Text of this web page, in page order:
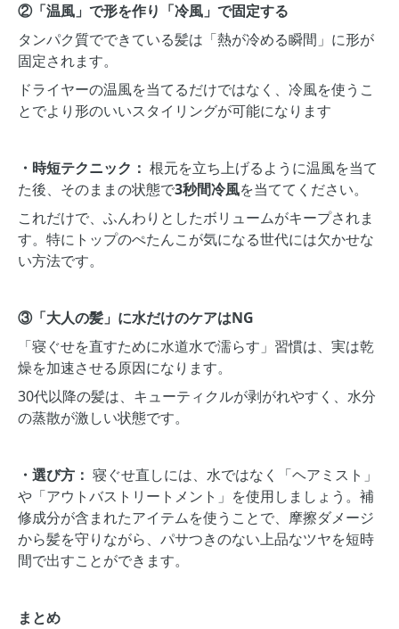
②「温風」で形を作り「冷風」で固定する
タンパク質でできている髪は「熱が冷める瞬間」に形が
固定されます。
ドライヤーの温風を当てるだけではなく、冷風を使うこ
とでより形のいいスタイリングが可能になります
・時短テクニック： 根元を立ち上げるように温風を当て
た後、そのままの状態で3秒間冷風を当ててください。
これだけで、ふんわりとしたボリュームがキープされま
す。特にトップのぺたんこが気になる世代には欠かせな
い方法です。
③「大人の髪」に水だけのケアはNG
「寝ぐせを直すために水道水で濡らす」習慣は、実は乾
燥を加速させる原因になります。
30代以降の髪は、キューティクルが剥がれやすく、水分
の蒸散が激しい状態です。
・選び方： 寝ぐせ直しには、水ではなく「ヘアミスト」
や「アウトバストリートメント」を使用しましょう。補
修成分が含まれたアイテムを使うことで、摩擦ダメージ
から髪を守りながら、パサつきのない上品なツヤを短時
間で出すことができます。
まとめ